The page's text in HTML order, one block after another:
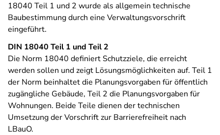
18040 Teil 1 und 2 wurde als allgemein technische
Baubestimmung durch eine Verwaltungsvorschrift
eingeführt.
DIN 18040 Teil 1 und Teil 2
Die Norm 18040 definiert Schutzziele, die erreicht
werden sollen und zeigt Lösungsmöglichkeiten auf. Teil 1
der Norm beinhaltet die Planungsvorgaben für öffentlich
zugängliche Gebäude, Teil 2 die Planungsvorgaben für
Wohnungen. Beide Teile dienen der technischen
Umsetzung der Vorschrift zur Barrierefreiheit nach
LBauO.